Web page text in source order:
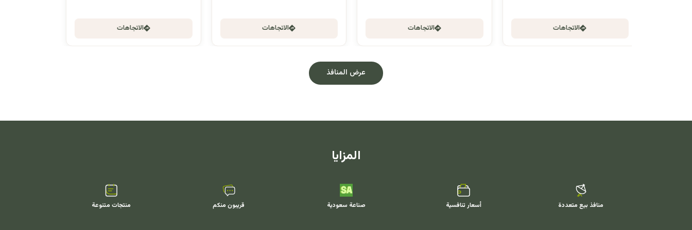
الاتجاهات الاتجاهات الاتجاهات الاتجاهات
عرض المنافذ
المزايا
منافذ بيع متعددة أسعار تنافسية صناعة سعودية قريبون منكم منتجات متنوعة